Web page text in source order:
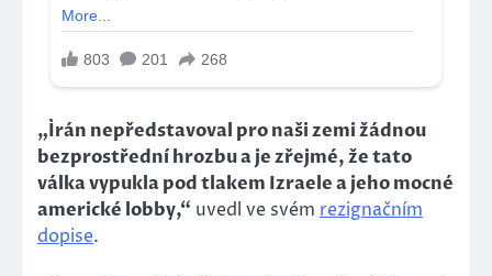
„Írán nepředstavoval pro naši zemi žádnou
bezprostřední hrozbu a je zřejmé, že tato
válka vypukla pod tlakem Izraele a jeho mocné
americké lobby,“ uvedl ve svém rezignačním
dopise.